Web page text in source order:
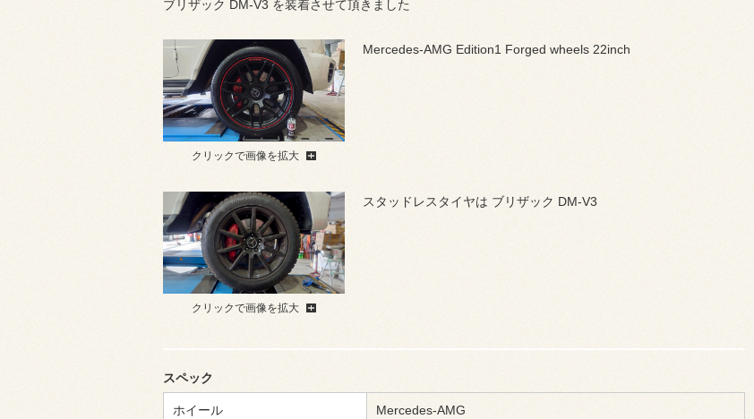
ブリザック DM-V3 を装着させて頂きました
クリックで画像を拡大
Mercedes-AMG Edition1 Forged wheels 22inch
クリックで画像を拡大
スタッドレスタイヤは ブリザック DM-V3
スペック
ホイール
Mercedes-AMG